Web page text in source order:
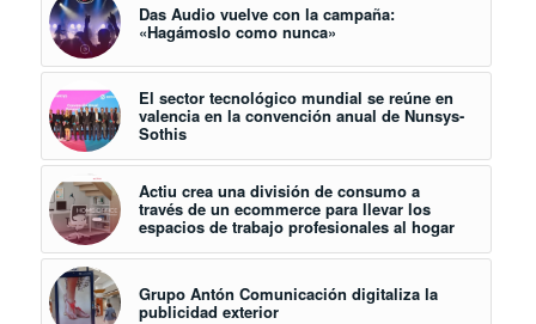
Das Audio vuelve con la campaña:
«Hagámoslo como nunca»
El sector tecnológico mundial se reúne en
valencia en la convención anual de Nunsys-
Sothis
Actiu crea una división de consumo a
través de un ecommerce para llevar los
espacios de trabajo profesionales al hogar
Grupo Antón Comunicación digitaliza la
publicidad exterior